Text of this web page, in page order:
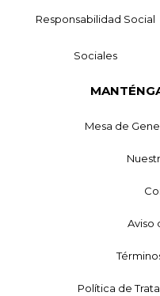
Responsabilidad Social
Sociales
Mesa de
Aviso
Política de